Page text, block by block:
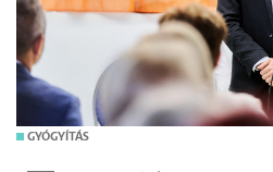
GYÓGYÍTÁS